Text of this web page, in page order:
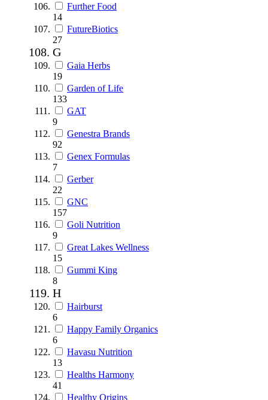
Further Food
14
FutureBiotics
27
G
Gaia Herbs
19
Garden of Life
133
GAT
9
Genestra Brands
92
Genex Formulas
7
Gerber
22
GNC
157
Goli Nutrition
9
Great Lakes Wellness
15
Gummi King
8
H
Hairburst
6
Happy Family Organics
6
Havasu Nutrition
13
Healths Harmony
41
Healthy Origins